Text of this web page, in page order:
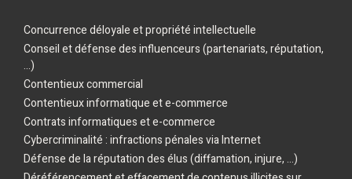
Concurrence déloyale et propriété intellectuelle
Conseil et défense des influenceurs (partenariats, réputation,
...)
Contentieux commercial
Contentieux informatique et e-commerce
Contrats informatiques et e-commerce
Cybercriminalité : infractions pénales via Internet
Défense de la réputation des élus (diffamation, injure, ...)